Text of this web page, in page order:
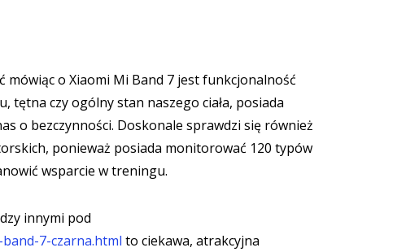
o Xiaomi Mi Band 7 jest funkcjonalność
czy ogólny stan naszego ciała, posiada
o bezczynności. Doskonale sprawdzi się również
ponieważ posiada monitorować 120 typów
wsparcie w treningu.
innymi pod
7-czarna.html to ciekawa, atrakcyjna